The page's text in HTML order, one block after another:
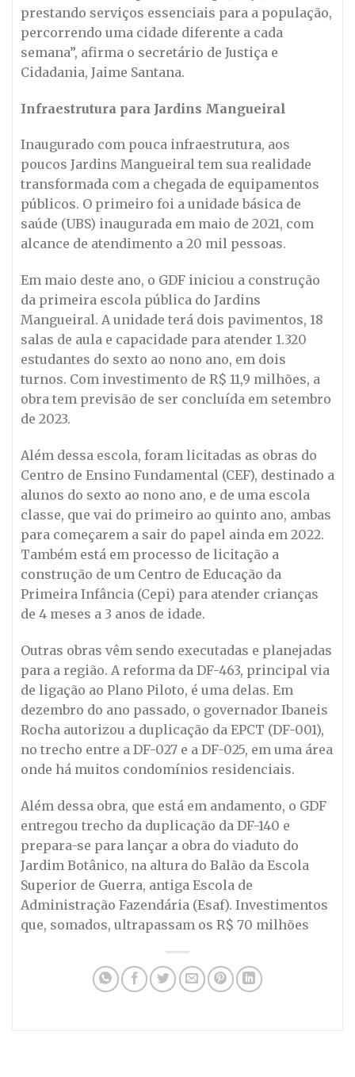
prestando serviços essenciais para a população,
percorrendo uma cidade diferente a cada
semana”, afirma o secretário de Justiça e
Cidadania, Jaime Santana.
Infraestrutura para Jardins Mangueiral
Inaugurado com pouca infraestrutura, aos
poucos Jardins Mangueiral tem sua realidade
transformada com a chegada de equipamentos
públicos. O primeiro foi a unidade básica de
saúde (UBS) inaugurada em maio de 2021, com
alcance de atendimento a 20 mil pessoas.
Em maio deste ano, o GDF iniciou a construção
da primeira escola pública do Jardins
Mangueiral. A unidade terá dois pavimentos, 18
salas de aula e capacidade para atender 1.320
estudantes do sexto ao nono ano, em dois
turnos. Com investimento de R$ 11,9 milhões, a
obra tem previsão de ser concluída em setembro
de 2023.
Além dessa escola, foram licitadas as obras do
Centro de Ensino Fundamental (CEF), destinado a
alunos do sexto ao nono ano, e de uma escola
classe, que vai do primeiro ao quinto ano, ambas
para começarem a sair do papel ainda em 2022.
Também está em processo de licitação a
construção de um Centro de Educação da
Primeira Infância (Cepi) para atender crianças
de 4 meses a 3 anos de idade.
Outras obras vêm sendo executadas e planejadas
para a região. A reforma da DF-463, principal via
de ligação ao Plano Piloto, é uma delas. Em
dezembro do ano passado, o governador Ibaneis
Rocha autorizou a duplicação da EPCT (DF-001),
no trecho entre a DF-027 e a DF-025, em uma área
onde há muitos condomínios residenciais.
Além dessa obra, que está em andamento, o GDF
entregou trecho da duplicação da DF-140 e
prepara-se para lançar a obra do viaduto do
Jardim Botânico, na altura do Balão da Escola
Superior de Guerra, antiga Escola de
Administração Fazendária (Esaf). Investimentos
que, somados, ultrapassam os R$ 70 milhões